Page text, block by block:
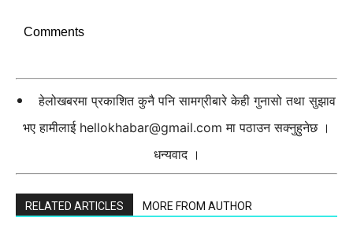
Comments
हेलोखबरमा प्रकाशित कुनै पनि सामग्रीबारे केही गुनासो तथा सुझाव
भए हामीलाई hellokhabar@gmail.com मा पठाउन सक्नुहुनेछ ।
धन्यवाद ।
RELATED ARTICLES MORE FROM AUTHOR